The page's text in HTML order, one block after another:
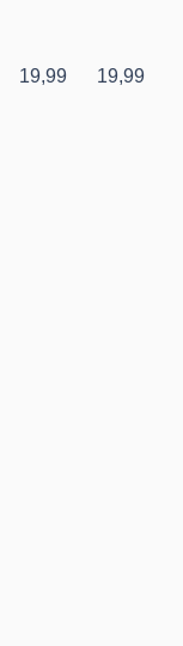
19,99 19,99